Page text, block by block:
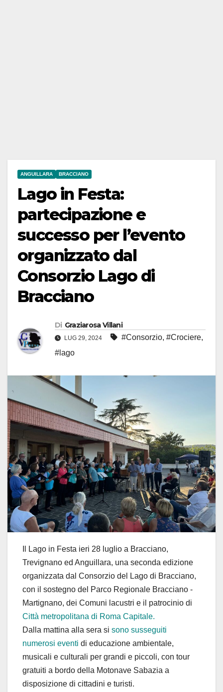
ANGUILLARA BRACCIANO
Lago in Festa:
partecipazione e
successo per l’evento
organizzato dal
Consorzio Lago di
Bracciano
Di Graziarosa Villani
LUG 29, 2024 #Consorzio, #Crociere,
#lago
Il Lago in Festa ieri 28 luglio a Bracciano,
Trevignano ed Anguillara, una seconda edizione
organizzata dal Consorzio del Lago di Bracciano,
con il sostegno del Parco Regionale Bracciano -
Martignano, dei Comuni lacustri e il patrocinio di
Città metropolitana di Roma Capitale.
Dalla mattina alla sera si sono susseguiti
numerosi eventi di educazione ambientale,
musicali e culturali per grandi e piccoli, con tour
gratuiti a bordo della Motonave Sabazia a
disposizione di cittadini e turisti.